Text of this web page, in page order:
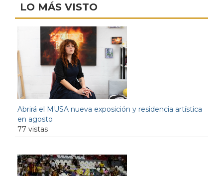
LO MÁS VISTO
Abrirá el MUSA nueva exposición y residencia artística
en agosto
77 vistas